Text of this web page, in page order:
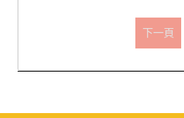
下一頁